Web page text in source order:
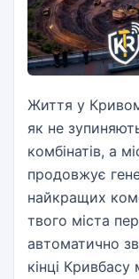
Життя у
як не
комбінатів, а
продовжує
найкращих
твого міста
автоматично
кінці